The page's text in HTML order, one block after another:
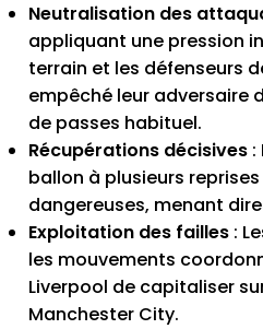
Neutralisation des
appliquant une pression
terrain et les défenseurs
empêché leur adversaire
de passes habituel.
Récupérations décisives :
ballon à plusieurs
dangereuses, menant
Exploitation des failles :
les mouvements
Liverpool de capitaliser
Manchester City.